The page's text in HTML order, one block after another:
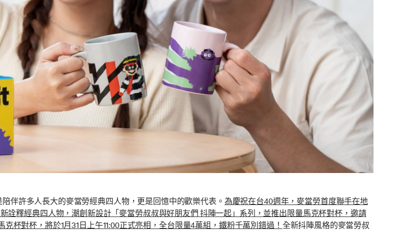
伴許多人長大的麥當勞經典四人物，更是回憶中的歡樂代表。 為慶祝在台40週年，麥當勞首度聯手在地
詮釋經典四人物，潮創新設計「麥當勞叔叔與好朋友們 抖陣一起」系列，並推出限量馬克杯對杯，邀請
杯對杯，將於1月31日上午11:00正式亮相，全台限量4萬組，鐵粉千萬別錯過！ 全新抖陣風格的麥當勞叔